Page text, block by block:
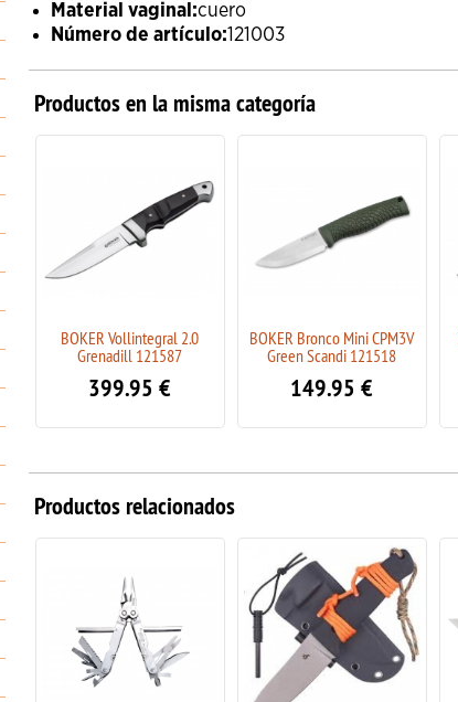
Material vaginal:cuero
Número de artículo:121003
Productos en la misma categoría
BOKER Vollintegral 2.0
Grenadill 121587
399.95 €
BOKER Bronco Mini CPM3V
Green Scandi 121518
149.95 €
Productos relacionados